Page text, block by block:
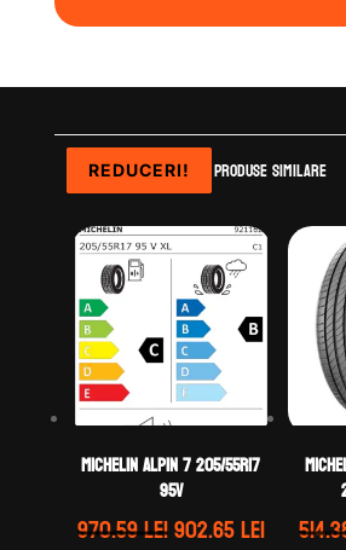
Produse similare
REDUCERI!
Michelin ALPIN 7 205/55R17
95V
970.59leiPrețul
902.65leiPrețul
REDUCERI!
REDUCERI!
REDUCERI!